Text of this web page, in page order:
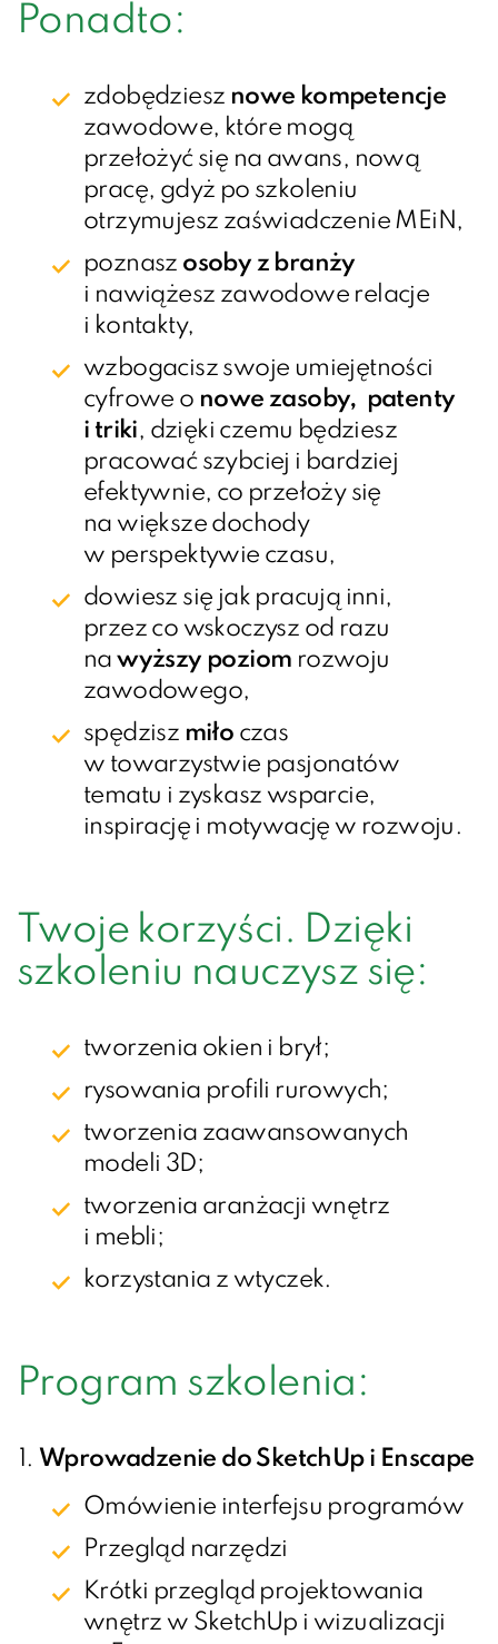
Ponadto:
zdobędziesz nowe kompetencje
zawodowe, które mogą
przełożyć się na awans, nową
pracę, gdyż po szkoleniu
otrzymujesz zaświadczenie MEiN,
poznasz osoby z branży
i nawiążesz zawodowe relacje
i kontakty,
wzbogacisz swoje umiejętności
cyfrowe o nowe zasoby, patenty
i triki, dzięki czemu będziesz
pracować szybciej i bardziej
efektywnie, co przełoży się
na większe dochody
w perspektywie czasu,
dowiesz się jak pracują inni,
przez co wskoczysz od razu
nawyższy poziom rozwoju
zawodowego,
spędzisz miło czas
w towarzystwie pasjonatów
tematu i zyskasz wsparcie,
inspirację i motywację w rozwoju.
Twoje korzyści. Dzięki
szkoleniu nauczysz się:
tworzenia okien i brył;
rysowania profili rurowych;
tworzenia zaawansowanych
modeli 3D;
tworzenia aranżacji wnętrz
i mebli;
korzystania z wtyczek.
Program szkolenia:
Wprowadzenie do SketchUp i Enscape
Omówienie interfejsu programów
Przegląd narzędzi
Krótki przegląd projektowania
wnętrz w SketchUp i wizualizacji